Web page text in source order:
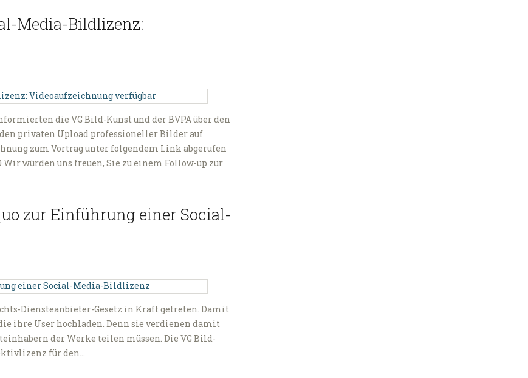
Media-Bildlizenz:
die VG Bild-Kunst und der BVPA über den
privaten Upload professioneller Bilder auf
zum Vortrag unter folgendem Link abgerufen
würden uns freuen, Sie zu einem Follow-up zur
zur Einführung einer Social-
Diensteanbieter-Gesetz in Kraft getreten. Damit
ihre User hochladen. Denn sie verdienen damit
der Werke teilen müssen. Die VG Bild-
für den…